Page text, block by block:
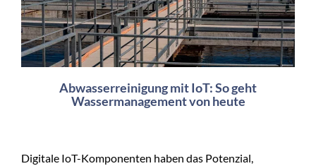
Abwasserreinigung mit IoT: So geht
Wassermanagement von heute
Digitale IoT-Komponenten haben das Potenzial,